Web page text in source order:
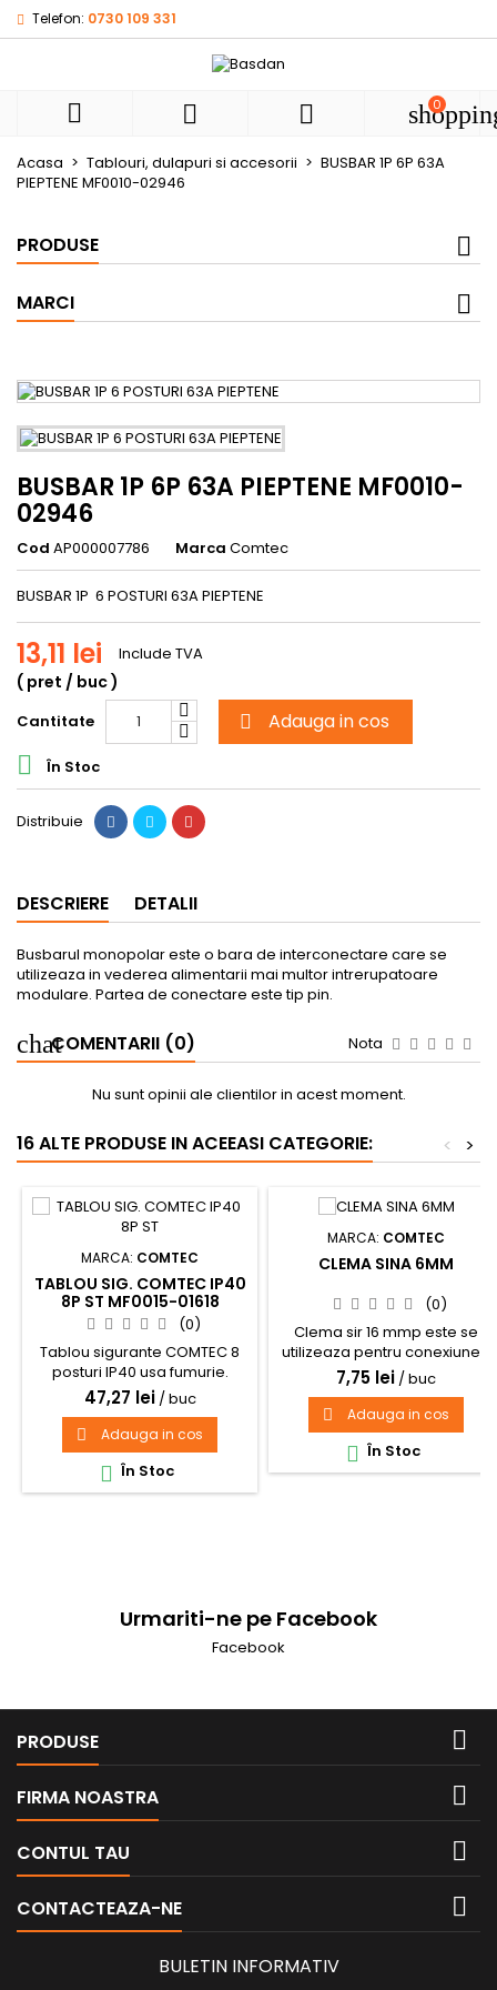
Telefon: 0730 109 331
   0
Acasa Tablouri, dulapuri si accesorii
BUSBAR 1P 6P 63A
PIEPTENE MF0010-02946
PRODUSE
MARCI
BUSBAR 1P 6P 63A PIEPTENE MF0010-
02946
Cod AP000007786 Marca Comtec
BUSBAR 1P 6 POSTURI 63A PIEPTENE
13,11 lei
( pret / buc )
Include TVA
Cantitate  Adauga in cos
 În Stoc
Distribuie
DESCRIERE DETALII
Busbarul monopolareste o bara de interconectare care se
utilizeaza in vederea alimentarii mai multor intrerupatoare
modulare. Partea de conectare este tip pin.
COMENTARII (0) Nota
Nu sunt opinii ale clientilor in acest moment.
16 ALTE PRODUSE IN ACEEASI CATEGORIE: >
<
MARCA: COMTEC
TABLOU SIG. COMTEC IP40
8P ST MF0015-01618
(0)
Tablou sigurante COMTEC 8
posturi IP40 usa fumurie.
Montaj incastrat.
47,27 lei / buc
 Adauga in cos
 În Stoc
MARCA: COMTEC
CLEMA SINA 6MM
(0)
Clema sir 16 mmp este se
utilizeaza pentru conexiunea
intre conductoare de marimi
diferite sau egale avand
pentru organizarea spatiului
in tabloul electric
7,75 lei / buc
 Adauga in cos
 În Stoc
Urmariti-ne pe Facebook
Facebook
PRODUSE 
FIRMA NOASTRA 
CONTUL TAU 
CONTACTEAZA-NE 
My wishlists
Create new
((title))
((label))
Autentificare
Ai nevoie sa fii autentificat pentru a salva produsele in
de dorinte.
BULETIN INFORMATIV